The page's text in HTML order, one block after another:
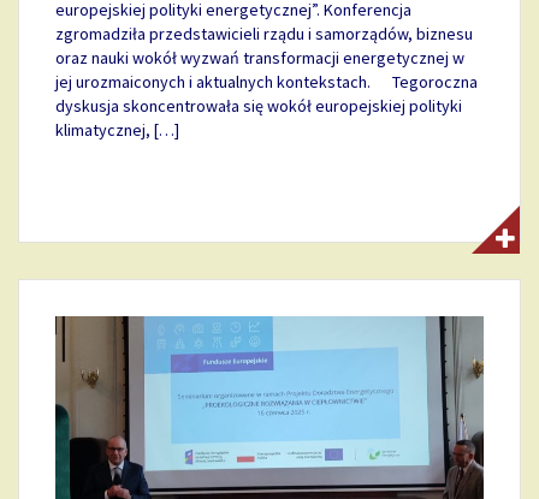
europejskiej polityki energetycznej”. Konferencja
zgromadziła przedstawicieli rządu i samorządów, biznesu
oraz nauki wokół wyzwań transformacji energetycznej w
jej urozmaiconych i aktualnych kontekstach. Tegoroczna
dyskusja skoncentrowała się wokół europejskiej polityki
klimatycznej, […]